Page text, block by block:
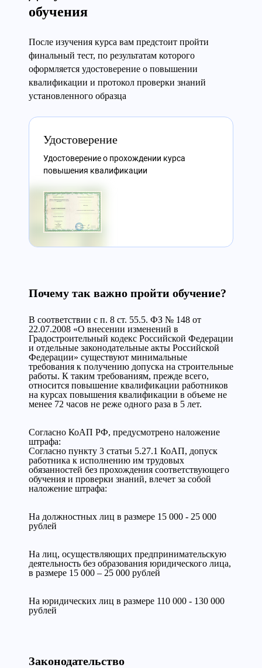
обучения
После изучения курса вам предстоит пройти
финальный тест, по результатам которого
оформляется удостоверение о повышении
квалификации и протокол проверки знаний
установленного образца
Удостоверение
Удостоверение о прохождении курса
повышения квалификации
Почему так важно пройти обучение?
В соответствии с п. 8 ст. 55.5. ФЗ № 148 от
22.07.2008 «О внесении изменений в
Градостроительный кодекс Российской Федерации
и отдельные законодательные акты Российской
Федерации» существуют минимальные
требования к получению допуска на строительные
работы. К таким требованиям, прежде всего,
относится повышение квалификации работников
на курсах повышения квалификации в объеме не
менее 72 часов не реже одного раза в 5 лет.
Cогласно КоАП РФ, предусмотрено наложение
штрафа:
Согласно пункту 3 статьи 5.27.1 КоАП, допуск
работника к исполнению им трудовых
обязанностей без прохождения соответствующего
обучения и проверки знаний, влечет за собой
наложение штрафа:
На должностных лиц в размере 15 000 - 25 000
рублей
На лиц, осуществляющих предпринимательскую
деятельность без образования юридического лица,
в размере 15 000 – 25 000 рублей
На юридических лиц в размере 110 000 - 130 000
рублей
Законодательство